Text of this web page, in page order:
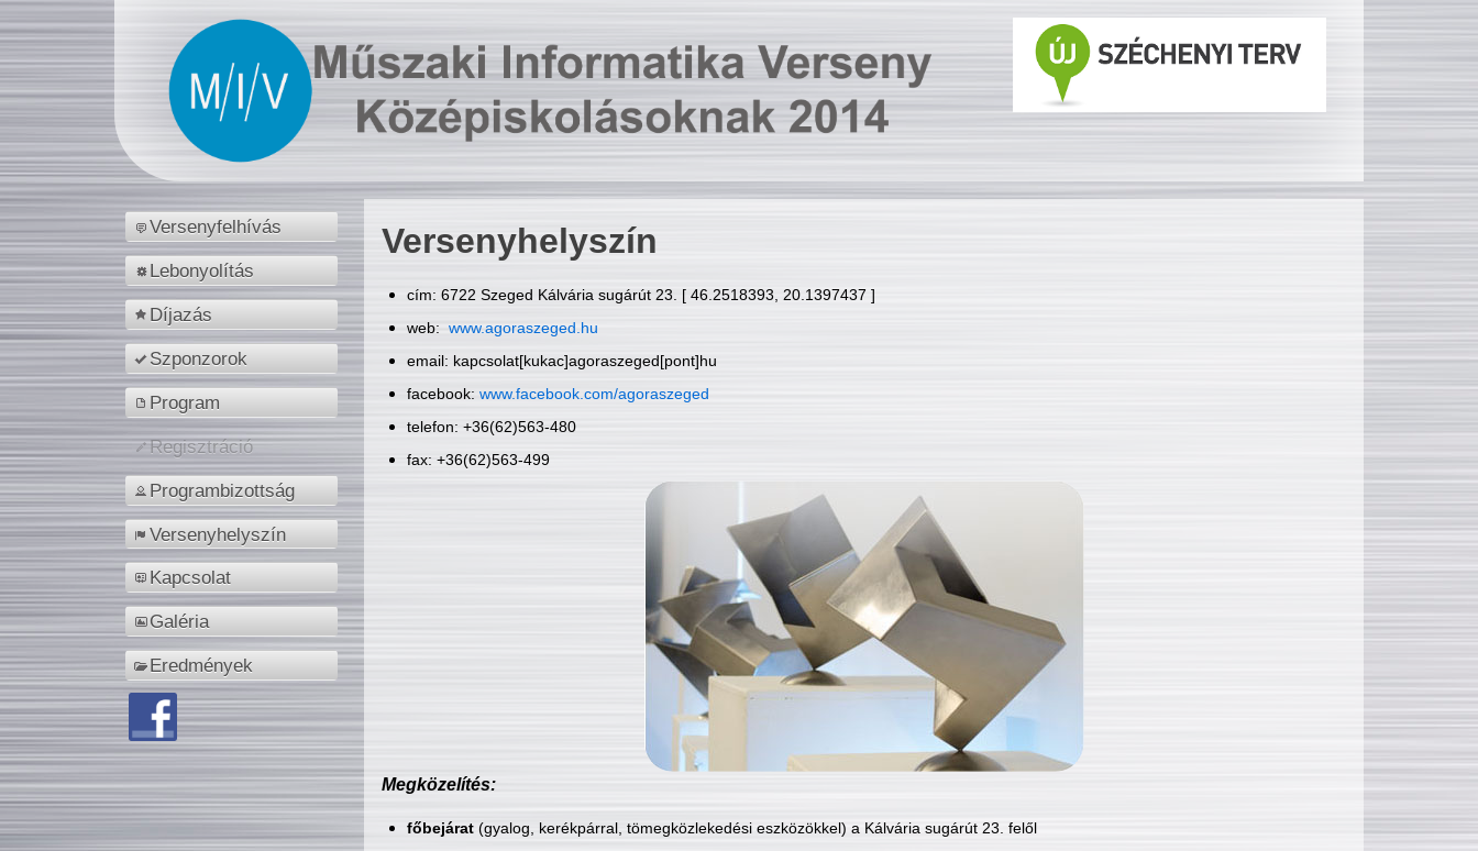
Versenyfelhívás
Lebonyolítás
Díjazás
Szponzorok
Program
Regisztráció
Programbizottság
Versenyhelyszín
Kapcsolat
Galéria
Eredmények
Versenyhelyszín
cím: 6722 Szeged Kálvária sugárút 23. [ 46.2518393, 20.1397437 ]
web: www.agoraszeged.hu
email: kapcsolat[kukac]agoraszeged[pont]hu
facebook: www.facebook.com/agoraszeged
telefon: +36(62)563-480
fax: +36(62)563-499
Megközelítés:
főbejárat(gyalog, kerékpárral, tömegközlekedési eszközökkel) a Kálvária sugárút 23. felől